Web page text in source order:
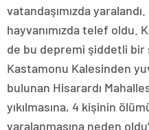
vatandaşımızda
hayvanımızda telef oldu.
de bu depremi şiddetli
Kastamonu Kalesinden
bulunan Hisarardı
yıkılmasına, 4 kişinin
yaralanmasına neden